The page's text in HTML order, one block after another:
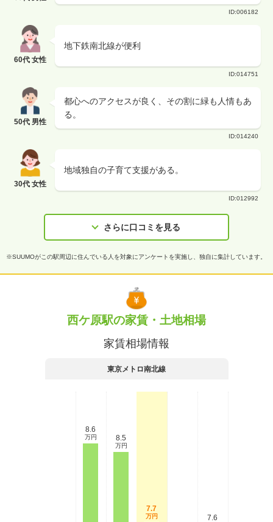
ID:006182
60代 女性
地下鉄南北線が便利
ID:014751
50代 男性
都心へのアクセスが良く、その割に緑も人情もあ
る。
ID:014240
30代 女性
地域独自の子育て支援がある。
ID:012992
さらに口コミを見る
※SUUMOがこの駅周辺に住んでいる人を対象にアンケートを実施し、独自に集計しています。
西ケ原駅の家賃・土地相場
家賃相場情報
東京メトロ南北線
8.6
万円 8.5
万円
7.7
万円 7.6